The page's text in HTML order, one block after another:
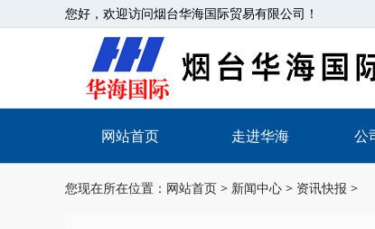
您好，欢迎访问烟台华海国际贸易有限公司！
网站首页 走进华海 公
您现在所在位置： 网站首页 > 新闻中心 > 资讯快报 >